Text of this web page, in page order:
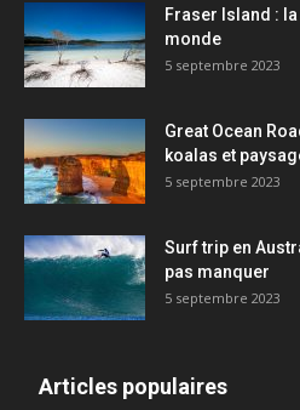
Fraser Island :
monde
5 septembre 2023
Great Ocean
koalas et
5 septembre 2023
Surf trip en
pas manquer
5 septembre 2023
Articles populaires